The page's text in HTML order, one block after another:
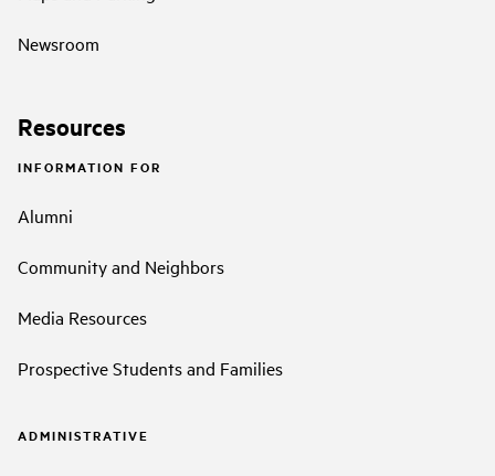
Newsroom
Resources
INFORMATION FOR
Alumni
Community and Neighbors
Media Resources
Prospective Students and Families
ADMINISTRATIVE